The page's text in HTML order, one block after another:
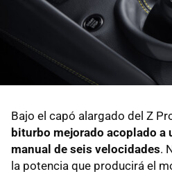
Bajo el capó alargado del Z
biturbo mejorado acoplado a
manual de seis velocidades.
la potencia que producirá el